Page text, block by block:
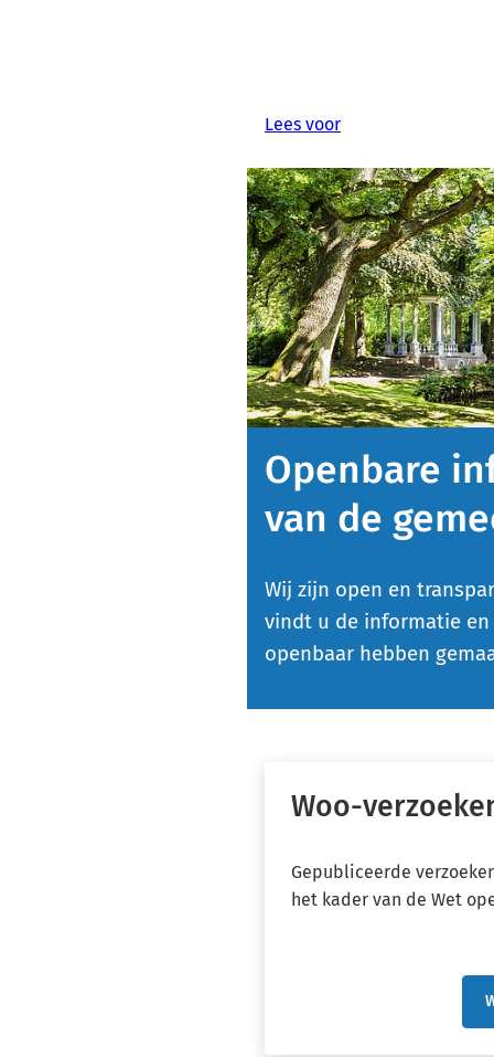
Lees voor
Openbare
van de
Wij zijn open en
vindt u de informatie
openbaar hebben
Woo-
Gepubliceerde
het kader van de Wet